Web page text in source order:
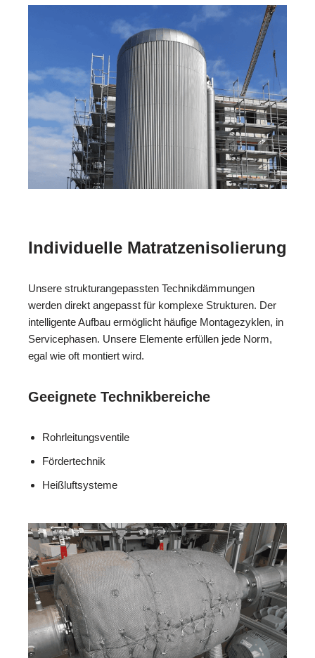
Individuelle Matratzenisolierung
Unsere strukturangepassten Technikdämmungen
werden direkt angepasst für komplexe Strukturen. Der
intelligente Aufbau ermöglicht häufige Montagezyklen, in
Servicephasen. Unsere Elemente erfüllen jede Norm,
egal wie oft montiert wird.
Geeignete Technikbereiche
Rohrleitungsventile
Fördertechnik
Heißluftsysteme